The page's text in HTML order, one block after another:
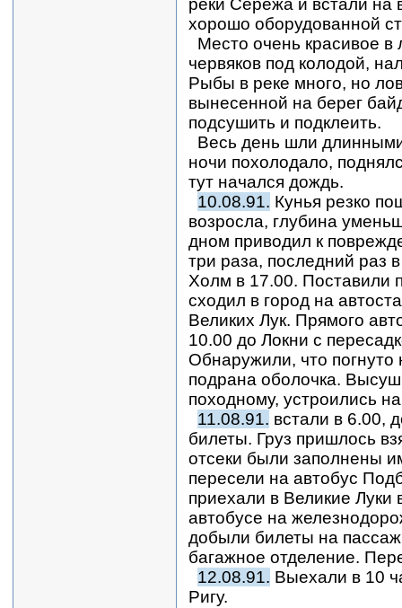
реки Сережа и встали на
хорошо оборудованной
Место очень красивое
червяков под колодой,
Рыбы в реке много, но
вынесенной на берег
подсушить и подклеить.
Весь день шли
ночи похолодало,
тут начался дождь.
10.08.91. Кунья резко
возросла, глубина
дном приводил к
три раза, последний раз
Холм в 17.00. Поставили
сходил в город на
Великих Лук. Прямого
10.00 до Локни с
Обнаружили, что погнуто
подрана оболочка.
походному, устроились
11.08.91. встали в 6.00,
билеты. Груз пришлось
отсеки были заполнены
пересели на автобус
приехали в Великие
автобусе на
добыли билеты на
багажное отделение.
12.08.91. Выехали в 10
Ригу.